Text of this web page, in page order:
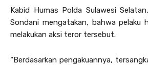
Kabid Humas Polda Sulawesi
Sondani mengatakan, bahwa pelaku
melakukan aksi teror tersebut.
“Berdasarkan pengakuannya,